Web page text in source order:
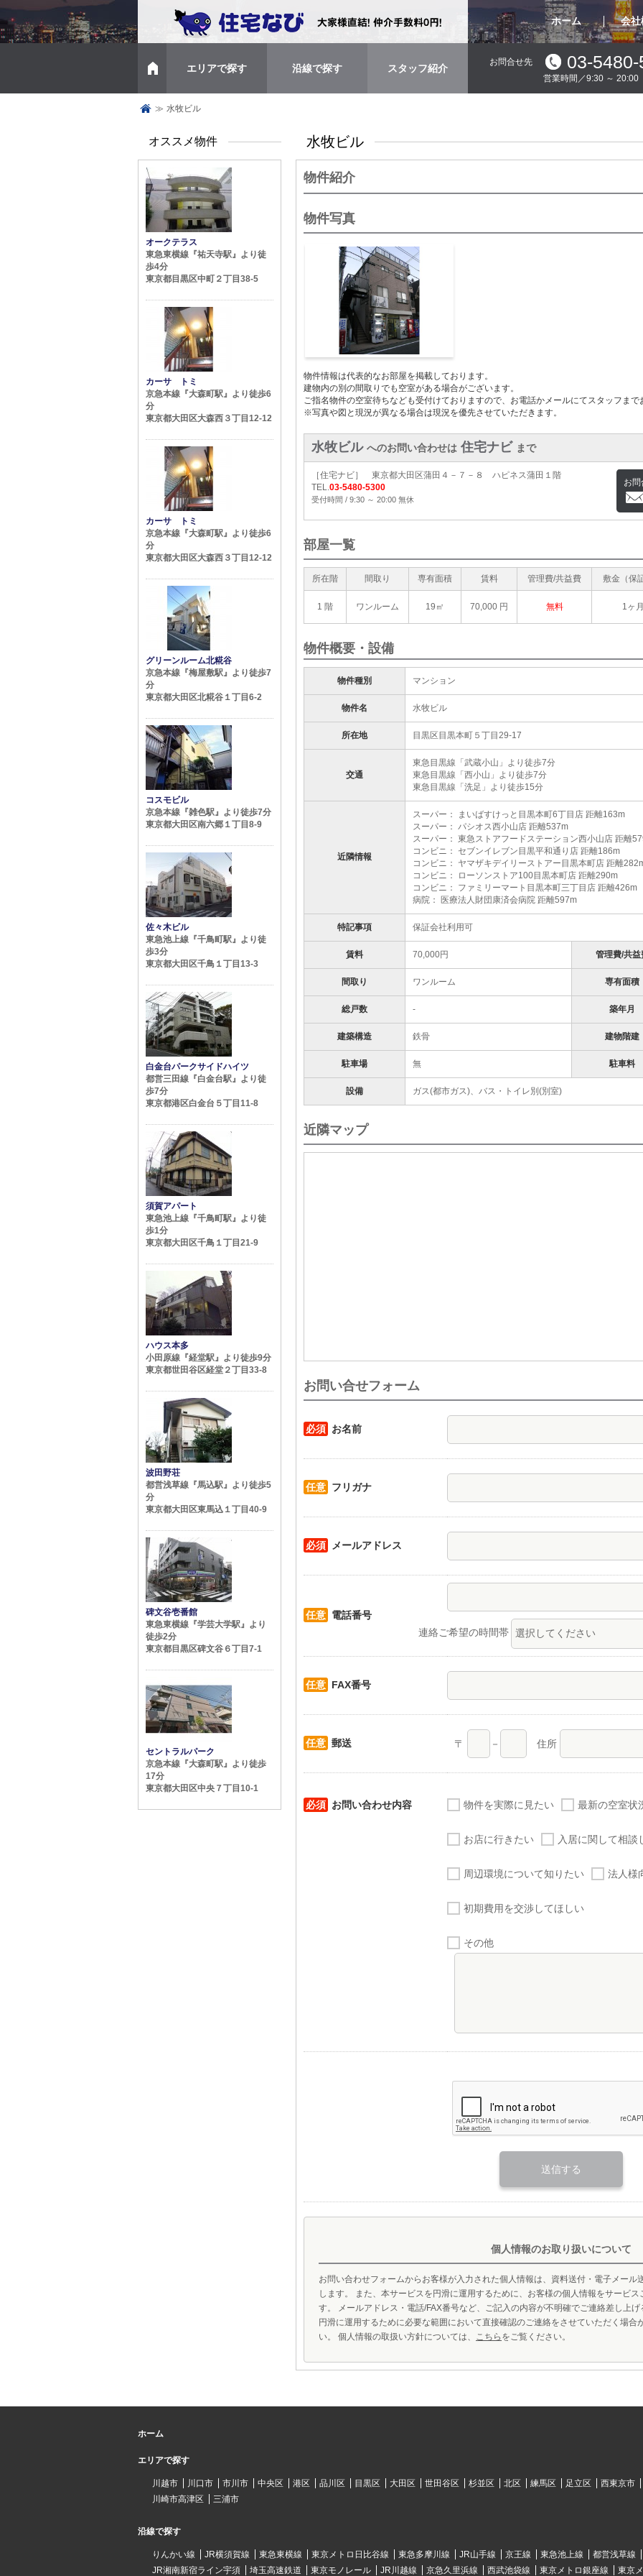
ホーム 会社
エリアで探す 沿線で探す スタッフ紹介
お問合せ先 03-5480-
営業時間／9:30 ～
トップページ
≫ 水牧ビル
水牧ビル
物件紹介
物件写真
物件情報は代表的なお部屋を掲載しております。
建物内の別の間取りでも空室がある場合がございます。
ご指名物件の空室待ちなども受付けておりますので、お電話かメールにてスタッフまで
※写真や図と現況が異なる場合は現況を優先させていただきます。
水牧ビル へのお問い合わせは 住宅ナビ まで
［住宅ナビ］ 東京都大田区蒲田４－７－８ ハピネス蒲田１階
TEL.03-5480-5300
受付時間 / 9:30 ～ 20:00 無休
お問
部屋一覧
所在階 間取り 専有面積 賃料 管理費/共益費 敷金（保
1 階 ワンルーム 19㎡ 70,000 円 無料 1ヶ月
物件概要・設備
物件種別 マンション
物件名 水牧ビル
所在地 目黒区目黒本町５丁目29-17
交通
東急目黒線「武蔵小山」より徒歩7分
東急目黒線「西小山」より徒歩7分
東急目黒線「洗足」より徒歩15分
近隣情報
スーパー： まいばすけっと目黒本町6丁目店 距離163m
スーパー： パシオス西小山店 距離537m
スーパー： 東急ストアフードステーション西小山店 距離
コンビニ： セブンイレブン目黒平和通り店 距離186m
コンビニ： ヤマザキデイリーストアー目黒本町店 距離
コンビニ： ローソンストア100目黒本町店 距離290m
コンビニ： ファミリーマート目黒本町三丁目店 距離426m
病院： 医療法人財団康済会病院 距離597m
特記事項 保証会社利用可
賃料 70,000円 管理費/共益
間取り ワンルーム 専有面積
総戸数 - 築年月
建築構造 鉄骨 建物階建
駐車場 無 駐車料
設備 ガス(都市ガス)、バス・トイレ別(別室)
近隣マップ
お問い合せフォーム
必須 お名前
任意 フリガナ
必須 メールアドレス
任意 電話番号
連絡ご希望の時間帯
任意 FAX番号
任意 郵送 〒 － 住所
必須 お問い合わせ内容 物件を実際に見たい 最新の空室状
お店に行きたい 入居に関して相談
周辺環境について知りたい 法人様
初期費用を交渉してほしい
その他
個人情報のお取り扱いについて
お問い合わせフォームからお客様が入力された個人情報は、資料送付・電子メール
します。 また、本サービスを円滑に運用するために、お客様の個人情報をサービ
す。 メールアドレス・電話/FAX番号など、ご記入の内容が不明確でご連絡差し上
円滑に運用するために必要な範囲において直接確認のご連絡をさせていただく場合
い。 個人情報の取扱い方針については、 こちら をご覧ください。
オススメ物件
オークテラス
東急東横線『祐天寺駅』より徒
歩4分
東京都目黒区中町２丁目38-5
カーサ トミ
京急本線『大森町駅』より徒歩6
分
東京都大田区大森西３丁目12-12
カーサ トミ
京急本線『大森町駅』より徒歩6
分
東京都大田区大森西３丁目12-12
グリーンルーム北糀谷
京急本線『梅屋敷駅』より徒歩7
分
東京都大田区北糀谷１丁目6-2
コスモビル
京急本線『雑色駅』より徒歩7分
東京都大田区南六郷１丁目8-9
佐々木ビル
東急池上線『千鳥町駅』より徒
歩3分
東京都大田区千鳥１丁目13-3
白金台パークサイドハイツ
都営三田線『白金台駅』より徒
歩7分
東京都港区白金台５丁目11-8
須賀アパート
東急池上線『千鳥町駅』より徒
歩1分
東京都大田区千鳥１丁目21-9
ハウス本多
小田原線『経堂駅』より徒歩9分
東京都世田谷区経堂２丁目33-8
波田野荘
都営浅草線『馬込駅』より徒歩5
分
東京都大田区東馬込１丁目40-9
碑文谷壱番館
東急東横線『学芸大学駅』より
徒歩2分
東京都目黒区碑文谷６丁目7-1
セントラルパーク
京急本線『大森町駅』より徒歩
17分
東京都大田区中央７丁目10-1
ホーム
エリアで探す
川越市 川口市 市川市 中央区 港区 品川区 目黒区 大田区 世田谷区 杉並区 北区 練馬区 足立区 西東京市
川崎市高津区
三浦市
沿線で探す
りんかい線 JR横須賀線 東急東横線 東京メトロ日比谷線 東急多摩川線 JR山手線 京王線 東急池上線 都営浅草線
JR湘南新宿ライン宇須
埼玉高速鉄道 東京モノレール JR川越線 京急久里浜線 西武池袋線 東京メトロ銀座線 東京